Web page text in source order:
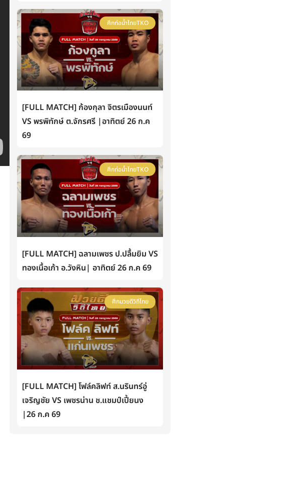
ศึกท่อน้ำไทยTKO
[FULL MATCH] ก้องกุลา จิตรเมืองนนท์
VS พรพิทักษ์ ต.จักรศรี |อาทิตย์ 26 ก.ค
69
ศึกท่อน้ำไทยTKO
[FULL MATCH] ฉลามเพชร ป.ปลื้มยิม VS
ทองเนื้อเก้า อ.วังหิน| อาทิตย์ 26 ก.ค 69
ศึกมวยดีวิถีไทย
[FULL MATCH] โฟล์คลิฟท์ ส.นรินทร์อู่
เจริญชัย VS เพชรน่าน ช.แชมป์เปี้ยนง
|26 ก.ค 69